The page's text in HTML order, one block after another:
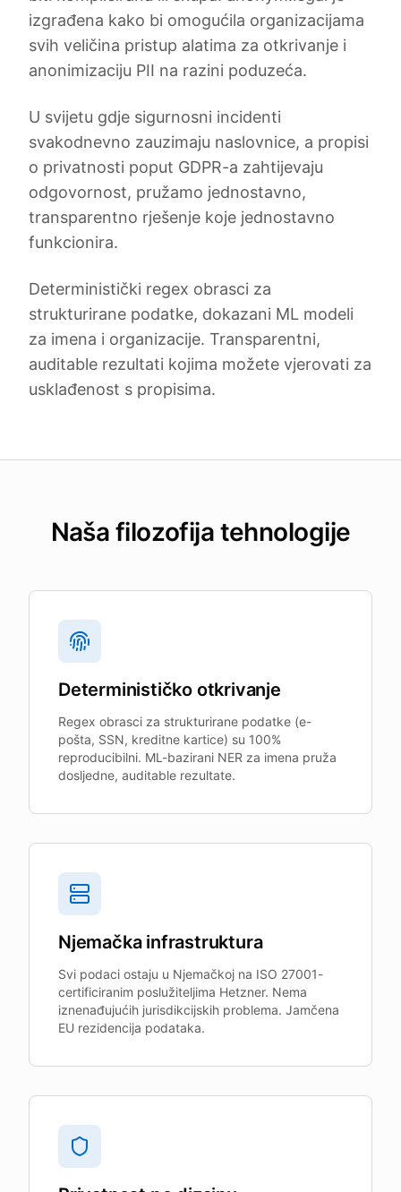
izgrađena kako bi omogućila organizacijama
svih veličina pristup alatima za otkrivanje i
anonimizaciju PII na razini poduzeća.
U svijetu gdje sigurnosni incidenti
svakodnevno zauzimaju naslovnice, a propisi
o privatnosti poput GDPR-a zahtijevaju
odgovornost, pružamo jednostavno,
transparentno rješenje koje jednostavno
funkcionira.
Deterministički regex obrasci za
strukturirane podatke, dokazani ML modeli
za imena i organizacije. Transparentni,
auditable rezultati kojima možete vjerovati za
usklađenost s propisima.
Naša filozofija tehnologije
Determinističko otkrivanje
Regex obrasci za strukturirane podatke (e-
pošta, SSN, kreditne kartice) su 100%
reproducibilni. ML-bazirani NER za imena pruža
dosljedne, auditable rezultate.
Njemačka infrastruktura
Svi podaci ostaju u Njemačkoj na ISO 27001-
certificiranim poslužiteljima Hetzner. Nema
iznenađujućih jurisdikcijskih problema. Jamčena
EU rezidencija podataka.